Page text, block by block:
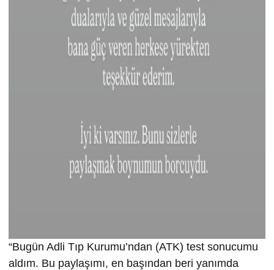
“Bugün Adli Tıp Kurumu’ndan (ATK) test sonucumu
aldım. Bu paylaşımı, en başından beri yanımda